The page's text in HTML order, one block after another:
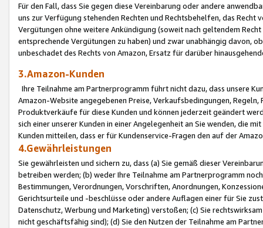
Für den Fall, dass Sie gegen diese Vereinbarung oder andere
uns zur Verfügung stehenden Rechten und Rechtsbehelfen, das
Vergütungen ohne weitere Ankündigung (soweit nach geltendem
entsprechende Vergütungen zu haben) und zwar unabhängig davon,
unbeschadet des Rechts von Amazon, Ersatz für darüber
3.Amazon-Kunden
Ihre Teilnahme am Partnerprogramm führt nicht dazu, dass unsere
Amazon-Website angegebenen Preise, Verkaufsbedingungen,
Produktverkäufe für diese Kunden und können jederzeit geändert
sich einer unserer Kunden in einer Angelegenheit an Sie wenden, die
Kunden mitteilen, dass er für Kundenservice-Fragen den auf der
4.Gewährleistungen
Sie gewährleisten und sichern zu, dass (a) Sie gemäß dieser
betreiben werden; (b) weder Ihre Teilnahme am Partnerprogramm
Bestimmungen, Verordnungen, Vorschriften, Anordnungen,
Gerichtsurteile und -beschlüsse oder andere Auflagen einer für Sie
Datenschutz, Werbung und Marketing) verstoßen; (c) Sie
nicht geschäftsfähig sind); (d) Sie den Nutzen der Teilnahme am